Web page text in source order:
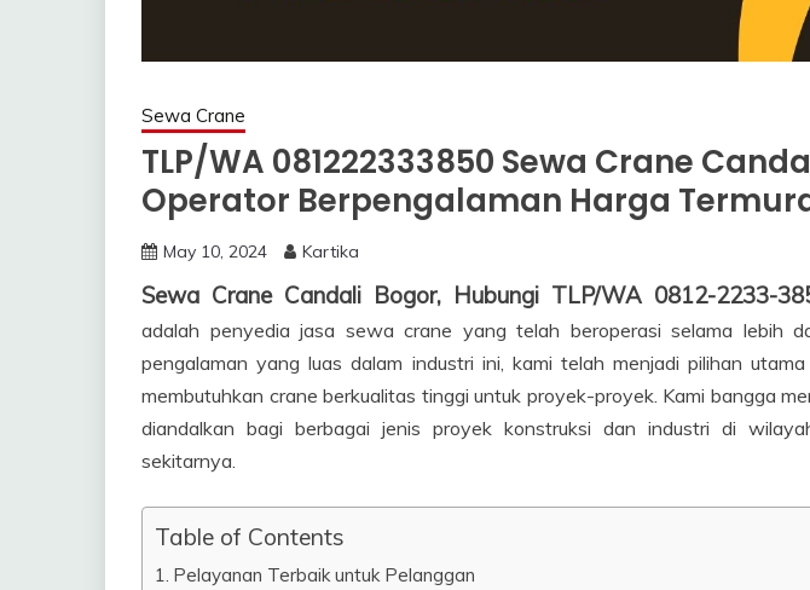
Sewa Crane
TLP/WA 081222333850 Sewa Crane
Operator Berpengalaman Harga
May 10, 2024 Kartika
Sewa Crane Candali Bogor, Hubungi TLP/WA 0812-2233-
adalah penyedia jasa sewa crane yang telah beroperasi selama lebih
pengalaman yang luas dalam industri ini, kami telah menjadi pilihan
membutuhkan crane berkualitas tinggi untuk proyek-proyek. Kami bangga
diandalkan bagi berbagai jenis proyek konstruksi dan industri di
sekitarnya.
Table of Contents
Pelayanan Terbaik untuk Pelanggan